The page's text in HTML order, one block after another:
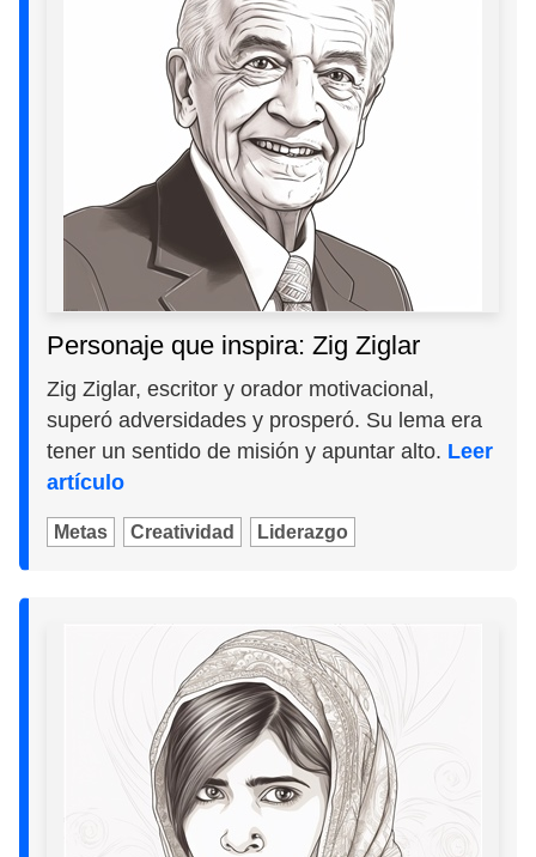
Personaje que inspira: Zig Ziglar
Zig Ziglar, escritor y orador motivacional,
superó adversidades y prosperó. Su lema era
tener un sentido de misión y apuntar alto. Leer
artículo
Metas Creatividad Liderazgo